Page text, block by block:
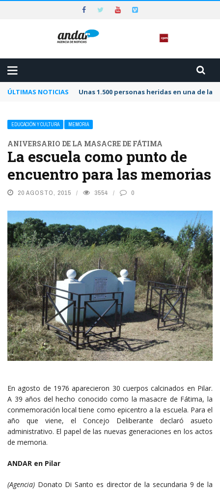
ÚLTIMAS NOTICIAS Unas 1.500 personas heridas en una de
EDUCACIÓN Y CULTURA MEMORIA
ANIVERSARIO DE LA MASACRE DE FÁTIMA
La escuela como punto de
encuentro para las memorias
20 AGOSTO, 2015 3554 0
En agosto de 1976 aparecieron 30 cuerpos calcinados en Pilar.
A 39 años del hecho conocido como la masacre de Fátima, la
conmemoración local tiene como epicentro a la escuela. Para el
año que viene, el Concejo Deliberante declaró asueto
administrativo. El papel de las nuevas generaciones en los actos
de memoria.
ANDAR en Pilar
(Agencia) Donato Di Santo es director de la secundaria 9 de la